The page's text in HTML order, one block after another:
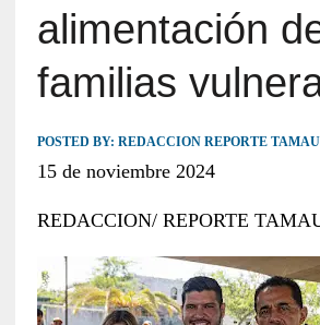
alimentación
familias
POSTED BY: REDACCION REPORTE
15 de noviembre 2024
REDACCION/ REPORTE